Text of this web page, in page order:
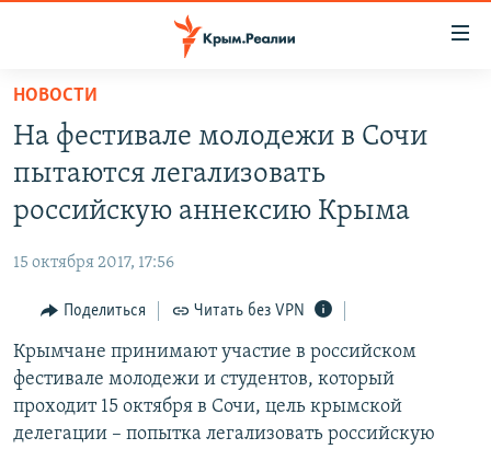
Вернуться
основному
содержанию
главной
навигации
Вернутся
поиску
НОВОСТИ
СПЕЦПРОЕКТЫ
ГРУЗ 200
11 ЛЕТ ОККУПАЦИИ КРЫМА. 11 ИСТОРИЙ СОПРОТИВЛЕНИЯ
ЕЩЕ
ИНТЕРАКТИВ
ИНФОГРАФИКА
ТЕЛЕПРОЕКТ КРЫМ.РЕАЛИИ
СОВЕТЫ ПРАВОЗАЩИТНИКОВ
РАДІО СВОБОДА
КАК ОБОЙТИ БЛОКИРОВКУ
Українською
НОВОСТИ
На фестивале молодежи в Сочи
пытаются легализовать
российскую аннексию Крыма
15 октября 2017, 17:56
Поделиться Читать без VPN
Крымчане принимают участие в российском
фестивале молодежи и студентов, который
проходит 15 октября в Сочи, цель крымской
делегации – попытка легализовать российскую